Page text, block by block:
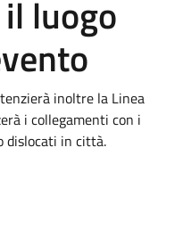
luogo
inoltre la Linea
i collegamenti con i
dislocati in città.